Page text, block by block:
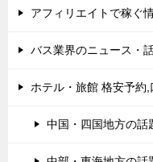
アフィリエイトで稼ぐ
バス業界のニュース・
ホテル・旅館 格安予約,
中国・四国地方の話